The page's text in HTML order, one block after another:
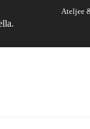
Ateljee